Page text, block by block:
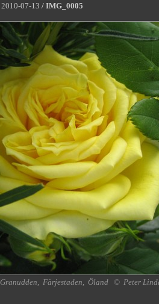
2010-07-13 / IMG_0005
Granudden, Färjestaden, Öland © Peter